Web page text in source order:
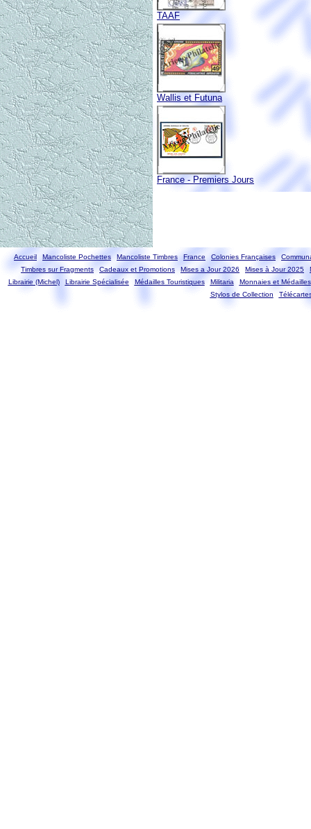
TAAF
Wallis et Futuna
France - Premiers Jours
Accueil Mancoliste Pochettes Mancoliste Timbres France Colonies Françaises
Timbres sur Fragments
Cadeaux et Promotions Mises a Jour 2026 Mises à Jour 2025
Librairie (Michel)
Librairie Spécialisée Médailles Touristiques Militaria
Monnaies et Médailles
Stylos de Collection